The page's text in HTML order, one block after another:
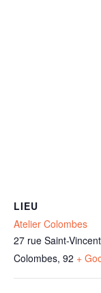
LIEU
Atelier Colombes
27 rue Saint-Vincent
Colombes, 92 +